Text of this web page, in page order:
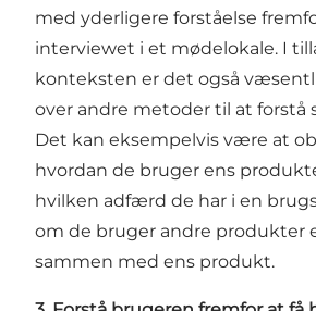
med yderligere forståelse
interviewet i et mødelokale. I
konteksten er det også
over andre metoder til at forstå
Det kan eksempelvis være at
hvordan de bruger ens
hvilken adfærd de har i en
om de bruger andre produkter
sammen med ens produkt.